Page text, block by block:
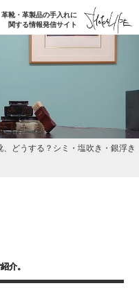
革靴・革製品の手入れに
関する情報発信サイト
、どうする？シミ・塩吹き・銀浮き
介。